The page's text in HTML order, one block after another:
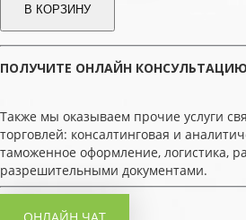
В КОРЗИНУ
ПОЛУЧИТЕ ОНЛАЙН КОНСУЛЬТАЦИЮ
Также мы оказываем прочие услуги
торговлей: консалтинговая и
таможенное оформление, логистика,
разрешительными документами.
ОНЛАЙН ЧАТ